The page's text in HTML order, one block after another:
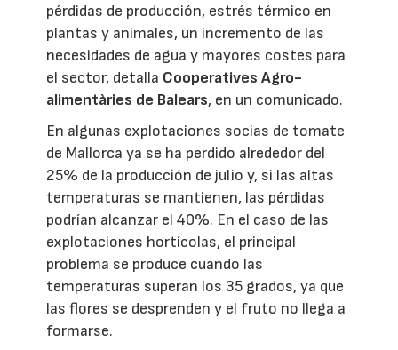
pérdidas de producción, estrés térmico en
plantas y animales, un incremento de las
necesidades de agua y mayores costes para
el sector, detalla Cooperatives Agro-
alimentàries de Balears, en un comunicado.
En algunas explotaciones socias de tomate
de Mallorca ya se ha perdido alrededor del
25% de la producción de julio y, si las altas
temperaturas se mantienen, las pérdidas
podrían alcanzar el 40%. En el caso de las
explotaciones hortícolas, el principal
problema se produce cuando las
temperaturas superan los 35 grados, ya que
las flores se desprenden y el fruto no llega a
formarse.